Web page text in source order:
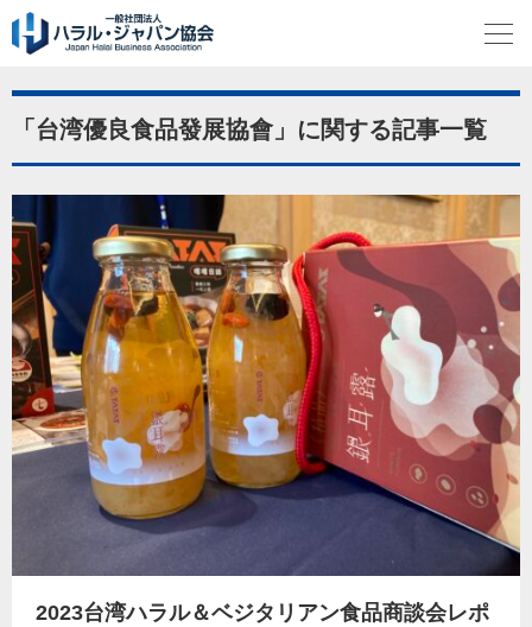
「台湾優良食品發展協會」に関する記事一覧
2023台湾ハラル＆ベジタリアン食品商談会レポ